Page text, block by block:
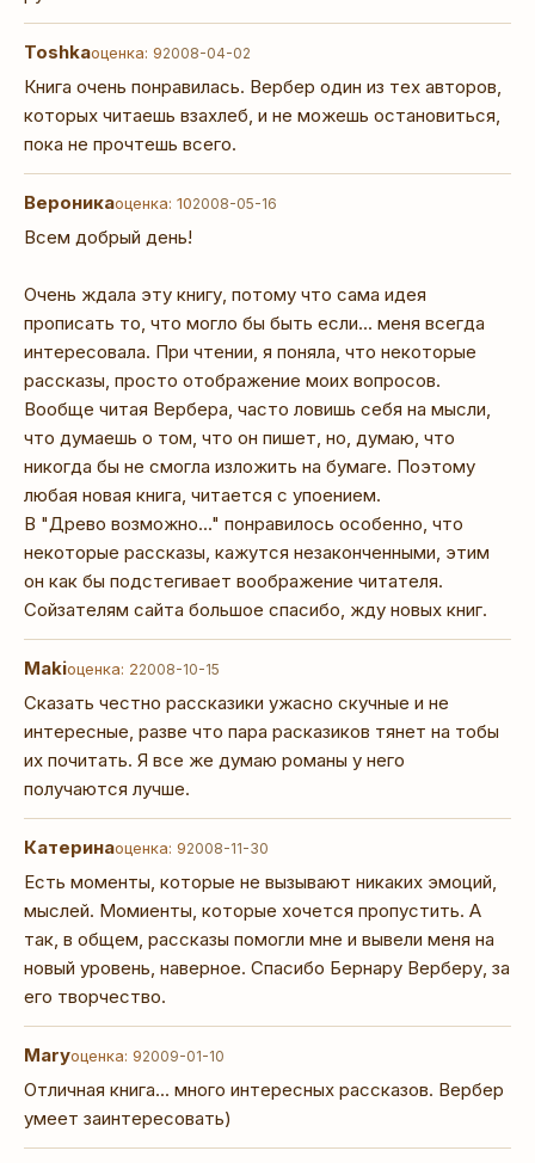
Toshkaоценка: 92008-04-02
Книга очень понравилась. Вербер один из тех авторов,
которых читаешь взахлеб, и не можешь остановиться,
пока не прочтешь всего.
Вероникаоценка: 102008-05-16
Всем добрый день!
Очень ждала эту книгу, потому что сама идея
прописать то, что могло бы быть если... меня всегда
интересовала. При чтении, я поняла, что некоторые
рассказы, просто отображение моих вопросов.
Вообще читая Вербера, часто ловишь себя на мысли,
что думаешь о том, что он пишет, но, думаю, что
никогда бы не смогла изложить на бумаге. Поэтому
любая новая книга, читается с упоением.
В "Древо возможно..." понравилось особенно, что
некоторые рассказы, кажутся незаконченными, этим
он как бы подстегивает воображение читателя.
Сойзателям сайта большое спасибо, жду новых книг.
Makiоценка: 22008-10-15
Сказать честно рассказики ужасно скучные и не
интересные, разве что пара расказиков тянет на тобы
их почитать. Я все же думаю романы у него
получаются лучше.
Катеринаоценка: 92008-11-30
Есть моменты, которые не вызывают никаких эмоций,
мыслей. Момиенты, которые хочется пропустить. А
так, в общем, рассказы помогли мне и вывели меня на
новый уровень, наверное. Спасибо Бернару Верберу, за
его творчество.
Maryоценка: 92009-01-10
Отличная книга... много интересных рассказов. Вербер
умеет заинтересовать)